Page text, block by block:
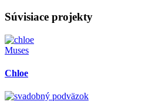
Súvisiace projekty
Muses
Chloe